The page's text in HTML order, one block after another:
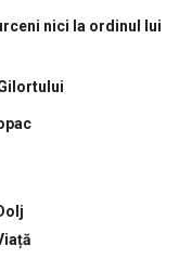
nici la ordinul lui